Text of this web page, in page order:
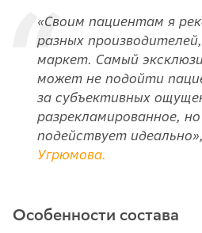
«Своим пациентам я
разных
маркет. Самый
может не подойти
за субъективных
разрекламированное,
подействует
Угрюмова.
Особенности состава